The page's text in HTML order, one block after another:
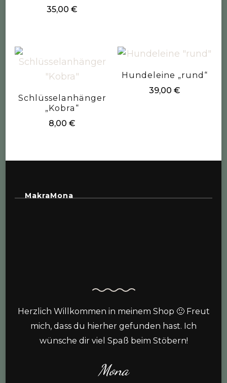
35,00€
Schlüsselanhänger
„Kobra“
8,00€
Hundeleine „rund“
39,00€
MakraMona
Herzlich Willkommen in meinem Shop 🙂 Freut
mich, dass du hierher gefunden hast. Ich
wünsche dir viel Spaß beim Stöbern!
Mona